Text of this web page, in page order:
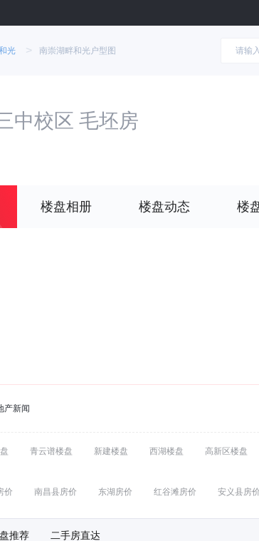
光 > 南崇湖畔和光户型图
中校区 毛坯房
楼盘相册 楼盘动态 楼
产新闻
青云谱楼盘 新建楼盘 西湖楼盘 高新区楼盘
价 南昌县房价 东湖房价 红谷滩房价 安义县房价
推荐 二手房直达